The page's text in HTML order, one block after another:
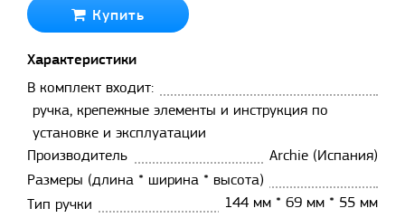
Купить
Характеристики
В комплект входит:
ручка, крепежные элементы и инструкция по
установке и эксплуатации
Производитель
Archie (Испания)
Размеры (длина * ширина * высота)
144 мм * 69 мм * 55 мм
Тип ручки